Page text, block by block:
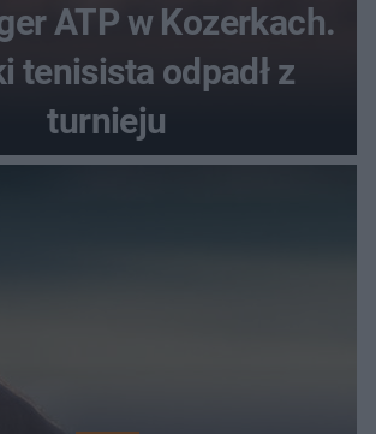
ATP w Kozerkach.
tenisista odpadł z
turnieju